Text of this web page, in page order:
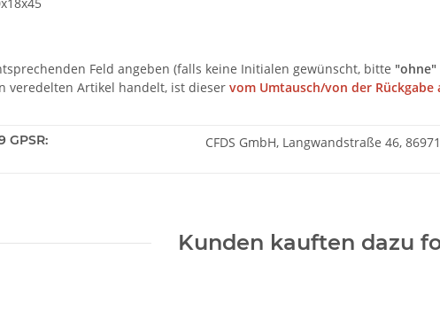
Feld angeben (falls keine Initialen gewünscht, bitte "ohne"
veredelten Artikel handelt, ist dieser vom Umtausch/von der Rückgabe
GPSR: CFDS GmbH, Langwandstraße 46,
Kunden kauften dazu